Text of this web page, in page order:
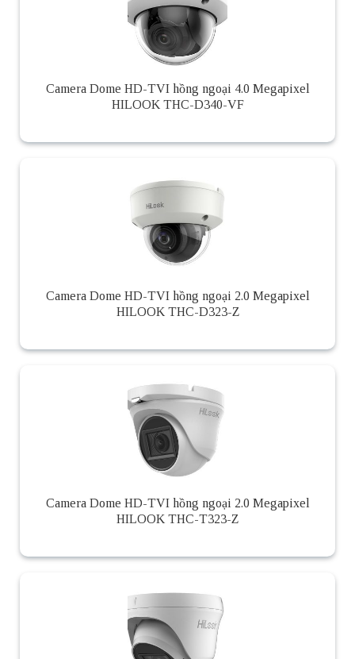
Camera Dome HD-TVI hồng ngoại 4.0 Megapixel
HILOOK THC-D340-VF
Camera Dome HD-TVI hồng ngoại 2.0 Megapixel
HILOOK THC-D323-Z
Camera Dome HD-TVI hồng ngoại 2.0 Megapixel
HILOOK THC-T323-Z